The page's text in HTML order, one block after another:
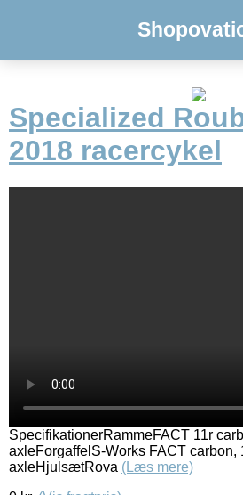
Specialized
2018 racercykel
SpecifikationerRammeFACT 11r
axleForgaffelS-Works FACT carbon,
axleHjulsætRova (Læs mere)